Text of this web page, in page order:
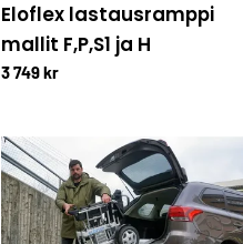
Eloflex lastausramppi
mallit F,P,S1 ja H
3 749 kr